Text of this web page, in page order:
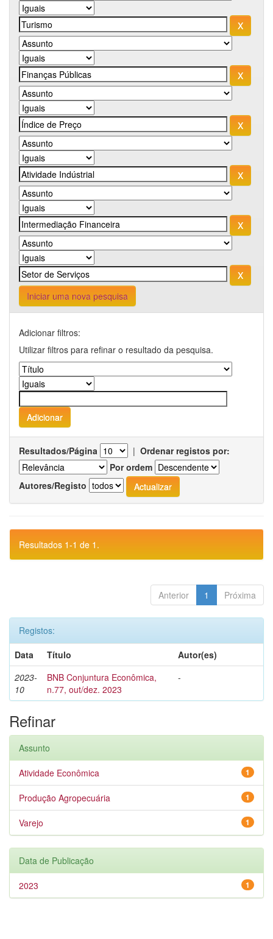
Iniciar uma nova pesquisa
Adicionar filtros:
Utilizar filtros para refinar o resultado da pesquisa.
Resultados/Página | Ordenar registos por:
Por ordem
Autores/Registo
Resultados 1-1 de 1.
Anterior 1 Próxima
Registos:
Data
Título
Autor(es)
2023-
10
BNB Conjuntura Econômica,
n.77, out/dez. 2023
-
Refinar
Assunto
1
Atividade Econômica
1
Produção Agropecuária
1
Varejo
Data de Publicação
1
2023